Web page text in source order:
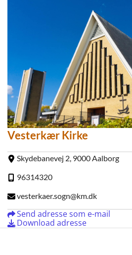
Vesterkær Kirke
Skydebanevej 2, 9000 Aalborg
96314320
vesterkaer.sogn@km.dk
Send adresse som e-mail
Download adresse